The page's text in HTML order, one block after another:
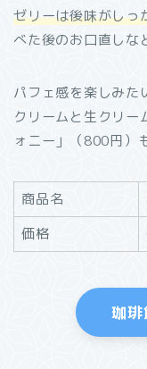
ゼリーは後味がしっ
べた後のお口直しな
パフェ感を楽しみた
クリームと生クリー
ォニー」（800円）
商品名
価格
珈